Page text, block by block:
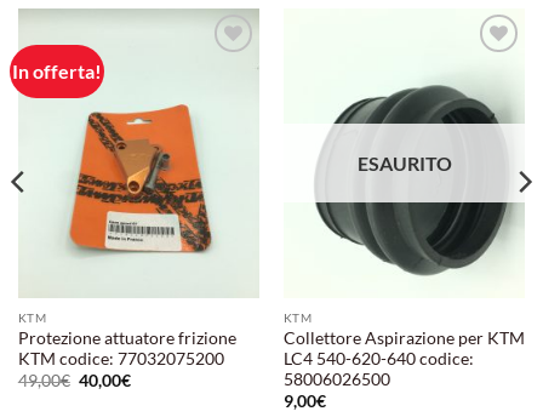
In offerta!
KTM
Protezione attuatore frizione
KTM codice: 77032075200
49,00€ Il
prezzo
40,00€Il
dei
desideri
ESAURITO
KTM
Collettore Aspirazione per KTM
LC4 540-620-640 codice:
58006026500
9,00€